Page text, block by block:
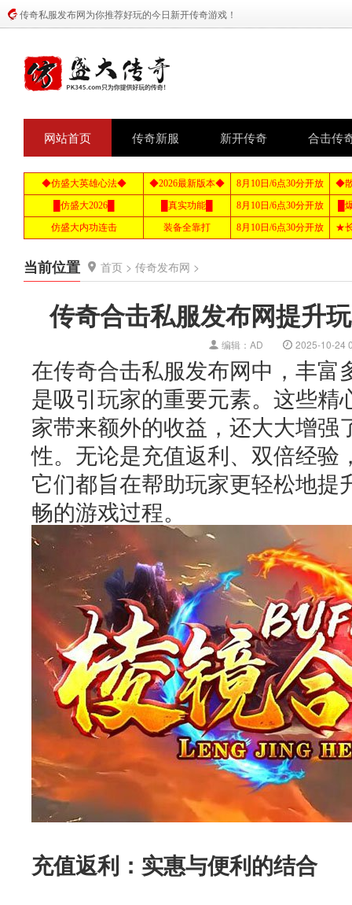
传奇私服发布网为你推荐好玩的今日新开传奇游戏！
网站首页 传奇新服 新开传奇 合击传
当前位置 首页 > 传奇发布网 >
传奇合击私服发布网提升
编辑：AD 2025-10-24
在传奇合击私服发布网中，丰富
是吸引玩家的重要元素。这些精
家带来额外的收益，还大大增强
性。无论是充值返利、双倍经验
它们都旨在帮助玩家更轻松地提
畅的游戏过程。
充值返利：实惠与便利的结合